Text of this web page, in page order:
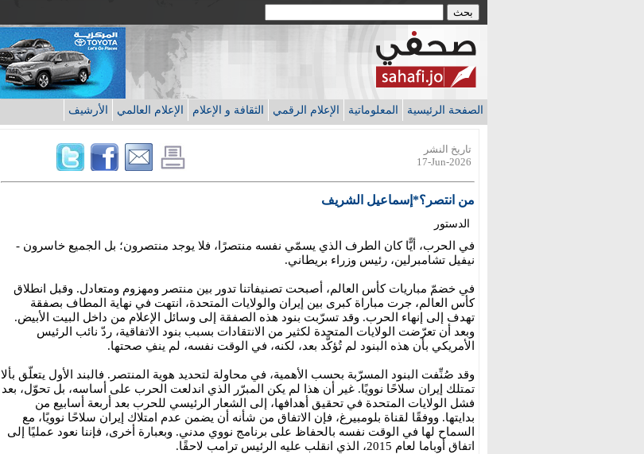
الصفحة الرئيسية المعلوماتية الإعلام الرقمي الثقافة و الإعلام الإعلام العالمي الأرشيف
تاريخ النشر
17-Jun-2026
من انتصر؟*إسماعيل الشريف
الدستور
في الحرب، أيًّا كان الطرف الذي يسمّي نفسه منتصرًا، فلا يوجد منتصرون؛ بل الجميع خاسرون -
نيفيل تشامبرلين، رئيس وزراء بريطاني.
في خضمّ مباريات كأس العالم، أصبحت تصنيفاتنا تدور بين منتصر ومهزوم ومتعادل. وقبل انطلاق
كأس العالم، جرت مباراة كبرى بين إيران والولايات المتحدة، انتهت في نهاية المطاف بصفقة
تهدف إلى إنهاء الحرب. وقد تسرّبت بنود هذه الصفقة إلى وسائل الإعلام من داخل البيت الأبيض.
وبعد أن تعرّضت الولايات المتحدة لكثير من الانتقادات بسبب بنود الاتفاقية، ردّ نائب الرئيس
الأمريكي بأن هذه البنود لم تُؤكَّد بعد، لكنه، في الوقت نفسه، لم ينفِ صحتها.
وقد صُنِّفت البنود المسرّبة بحسب الأهمية، في محاولة لتحديد هوية المنتصر. فالبند الأول يتعلّق بألا
تمتلك إيران سلاحًا نوويًا. غير أن هذا لم يكن المبرّر الذي اندلعت الحرب على أساسه، بل تحوّل، بعد
فشل الولايات المتحدة في تحقيق أهدافها، إلى الشعار الرئيسي للحرب بعد أربعة أسابيع من
بدايتها. ووفقًا لقناة بلومبيرغ، فإن الاتفاق من شأنه أن يضمن عدم امتلاك إيران سلاحًا نوويًا، مع
السماح لها في الوقت نفسه بالحفاظ على برنامج نووي مدني. وبعبارة أخرى، فإننا نعود عمليًا إلى
اتفاق أوباما لعام 2015، الذي انقلب عليه الرئيس ترامب لاحقًا.